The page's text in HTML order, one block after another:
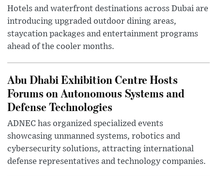
Hotels and waterfront destinations across Dubai are
introducing upgraded outdoor dining areas,
staycation packages and entertainment programs
ahead of the cooler months.
Abu Dhabi Exhibition Centre Hosts
Forums on Autonomous Systems and
Defense Technologies
ADNEC has organized specialized events
showcasing unmanned systems, robotics and
cybersecurity solutions, attracting international
defense representatives and technology companies.